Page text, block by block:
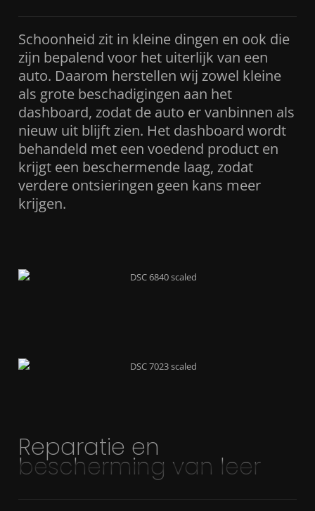
Schoonheid zit in kleine dingen en ook die
zijn bepalend voor het uiterlijk van een
auto. Daarom herstellen wij zowel kleine
als grote beschadigingen aan het
dashboard, zodat de auto er vanbinnen als
nieuw uit blijft zien. Het dashboard wordt
behandeld met een voedend product en
krijgt een beschermende laag, zodat
verdere ontsieringen geen kans meer
krijgen.
Reparatie en
bescherming van leer